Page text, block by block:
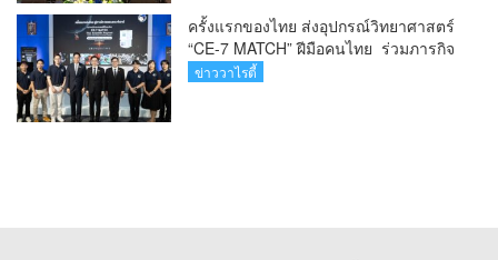
ครั้งแรกของไทย ส่งอุปกรณ์วิทยาศาสตร์
“CE-7 MATCH” ฝีมือคนไทย ร่วมภารกิจ
สำรวจดวงจันทร์ 24 สิงหาคมนี้
ข่าววาไรตี้